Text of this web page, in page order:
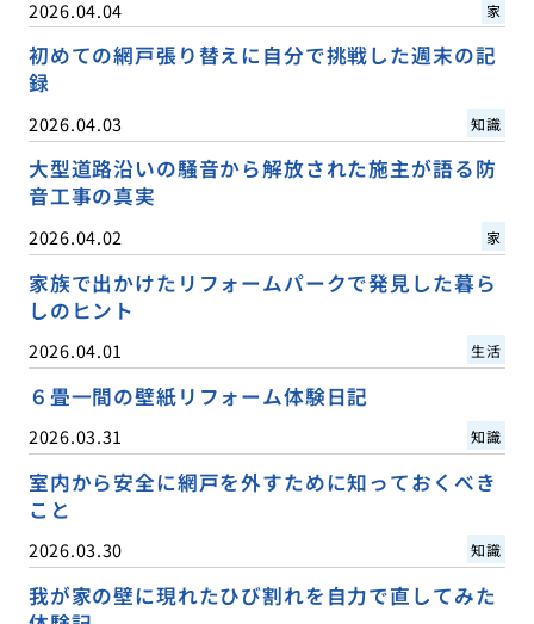
2026.04.04 家
初めての網戸張り替えに自分で挑戦した週末の記
録
2026.04.03 知識
大型道路沿いの騒音から解放された施主が語る防
音工事の真実
2026.04.02 家
家族で出かけたリフォームパークで発見した暮ら
しのヒント
2026.04.01 生活
６畳一間の壁紙リフォーム体験日記
2026.03.31 知識
室内から安全に網戸を外すために知っておくべき
こと
2026.03.30 知識
我が家の壁に現れたひび割れを自力で直してみた